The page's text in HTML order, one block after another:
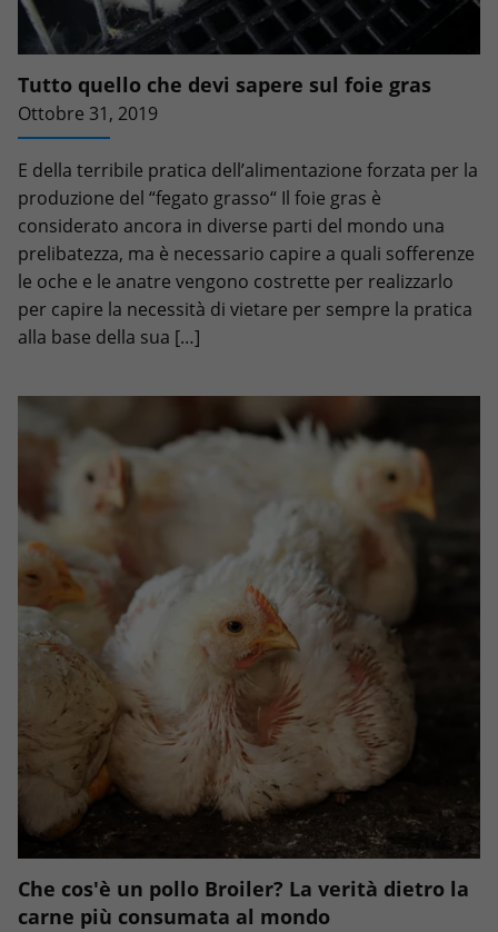
Tutto quello che devi sapere sul foie gras
Ottobre 31, 2019
E della terribile pratica dell’alimentazione forzata per la
produzione del “fegato grasso“ Il foie gras è
considerato ancora in diverse parti del mondo una
prelibatezza, ma è necessario capire a quali sofferenze
le oche e le anatre vengono costrette per realizzarlo
per capire la necessità di vietare per sempre la pratica
alla base della sua […]
Che cos'è un pollo Broiler? La verità dietro la
carne più consumata al mondo